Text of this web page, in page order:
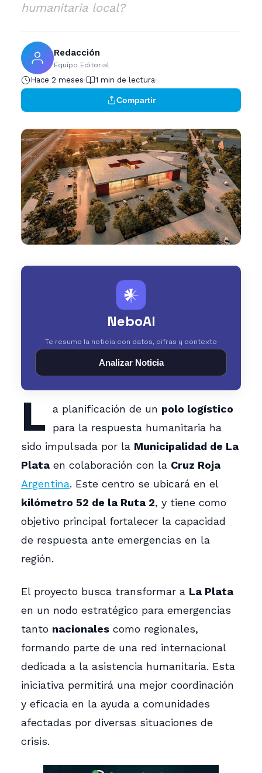
humanitaria local?
Redacción
Equipo Editorial
Hace 2 meses 1 min de lectura
Compartir
𒀭
NeboAI
Te resumo la noticia con datos, cifras y contexto
Analizar Noticia
L a planificación de un polo logístico
para la respuesta humanitaria ha
sido impulsada por la Municipalidad de La
Plata en colaboración con la Cruz Roja
Argentina. Este centro se ubicará en el
kilómetro 52 de la Ruta 2, y tiene como
objetivo principal fortalecer la capacidad
de respuesta ante emergencias en la
región.
El proyecto busca transformar a La Plata
en un nodo estratégico para emergencias
tanto nacionales como regionales,
formando parte de una red internacional
dedicada a la asistencia humanitaria. Esta
iniciativa permitirá una mejor coordinación
y eficacia en la ayuda a comunidades
afectadas por diversas situaciones de
crisis.